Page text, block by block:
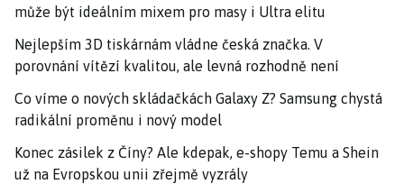
může být ideálním mixem pro masy i Ultra elitu
Nejlepším 3D tiskárnám vládne česká značka. V
porovnání vítězí kvalitou, ale levná rozhodně není
Co víme o nových skládačkách Galaxy Z? Samsung chystá
radikální proměnu i nový model
Konec zásilek z Číny? Ale kdepak, e-shopy Temu a Shein
už na Evropskou unii zřejmě vyzrály